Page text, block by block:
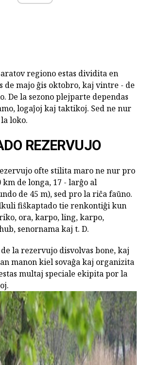
regiono estas dividita en
de majo ĝis oktobro, kaj vintre - de
De la sezono plejparte dependas
logaĵoj kaj taktikoj. Sed ne nur
loko.
REZERVUJO
ofte stilita maro ne nur pro
de longa, 17 - larĝo al
de 45 m), sed pro la riĉa faŭno.
fiŝkaptado tie renkontiĝi kun
ora, karpo, ling, karpo,
senornama kaj t. D.
la rezervujo disvolvas bone, kaj
manon kiel sovaĝa kaj organizita
multaj speciale ekipita por la